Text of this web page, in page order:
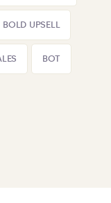
BOLD UPSELL
BOT